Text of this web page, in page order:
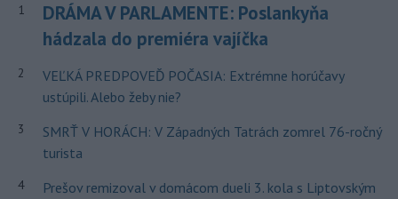
1
DRÁMA V PARLAMENTE: Poslankyňa
hádzala do premiéra vajíčka
2
VEĽKÁ PREDPOVEĎ POČASIA: Extrémne horúčavy
ustúpili. Alebo žeby nie?
3
SMRŤ V HORÁCH: V Západných Tatrách zomrel 76-ročný
turista
4
Prešov remizoval v domácom dueli 3. kola s Liptovským